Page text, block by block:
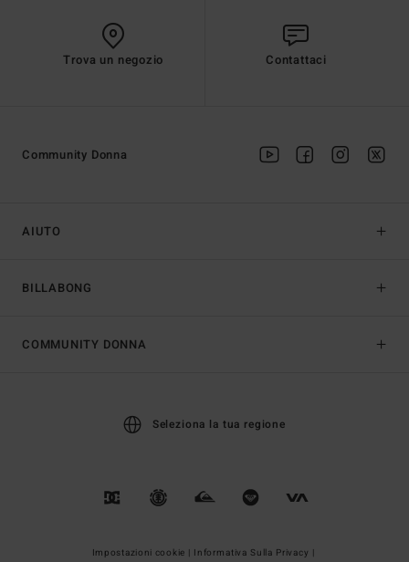
Trova un negozio Contattaci
AIUTO
BILLABONG
Community Donna
COMMUNITY DONNA
Seleziona la tua regione
Impostazioni cookie | Informativa Sulla Privacy |